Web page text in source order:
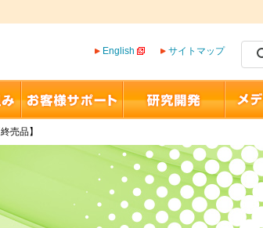
English サイトマップ
売品】